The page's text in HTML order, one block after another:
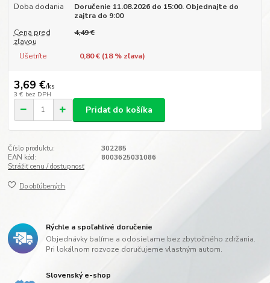
Doba dodania
Doručenie 11.08.2026 do 15:00. Objednajte do
zajtra do 9:00
Cena pred
zľavou
4,49 €
Ušetríte 0,80 € (18% zľava)
3,69 €/ks
3 € bez DPH
Pridať do košíka
Číslo produktu:
302285
EAN kód:
8003625031086
Strážiť cenu / dostupnosť
Do obľúbených
Rýchle a spoľahlivé doručenie
Objednávky balíme a odosielame bez zbytočného zdržania.
Pri lokálnom rozvoze doručujeme vlastným autom.
Slovenský e-shop